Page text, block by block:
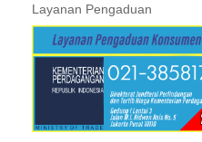
Layanan Pengaduan